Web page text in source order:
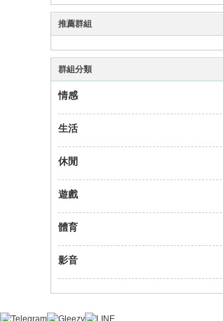
貓
柒
喝
茶
網
站
推薦群組
群組分類
情感
生活
休閒
遊戲
體育
影音